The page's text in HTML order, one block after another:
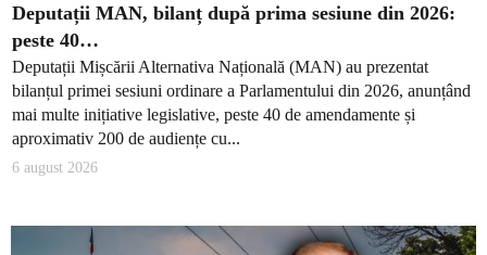
Deputații MAN, bilanț după prima sesiune din 2026:
peste 40…
Deputații Mișcării Alternativa Națională (MAN) au prezentat
bilanțul primei sesiuni ordinare a Parlamentului din 2026, anunțând
mai multe inițiative legislative, peste 40 de amendamente și
aproximativ 200 de audiențe cu...
6 august 2026